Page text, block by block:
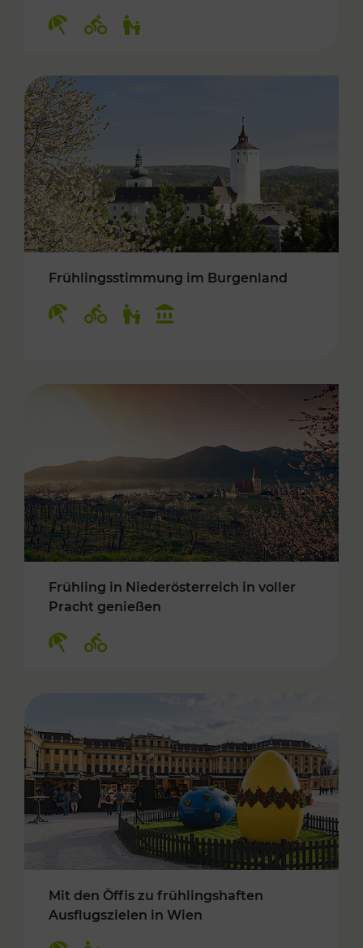
Frühlingsstimmung im Burgenland
Frühling in Niederösterreich in voller
Pracht genießen
Mit den Öffis zu frühlingshaften
Ausflugszielen in Wien